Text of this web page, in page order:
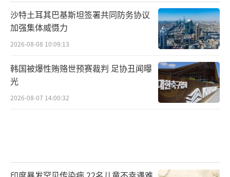
沙特土耳其巴基斯坦签署共同防务协议
加强集体威慑力
2026-08-08 10:09:13
韩国被爆性贿赂世预赛裁判 足协丑闻曝
光
2026-08-07 14:00:32